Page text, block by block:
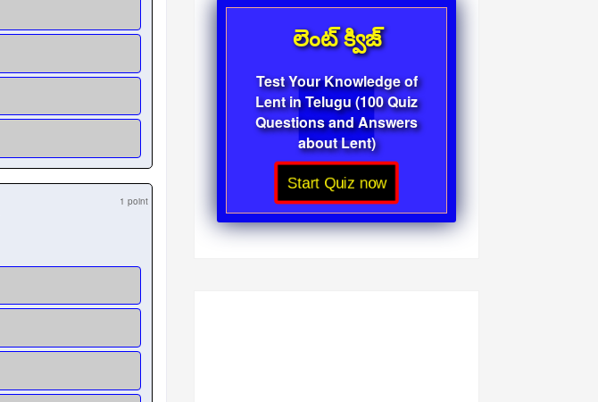
1 point
లెంట్ క్విజ్
Test Your Knowledge of
Lent in Telugu (100 Quiz
Questions and Answers
about Lent)
Start Quiz now